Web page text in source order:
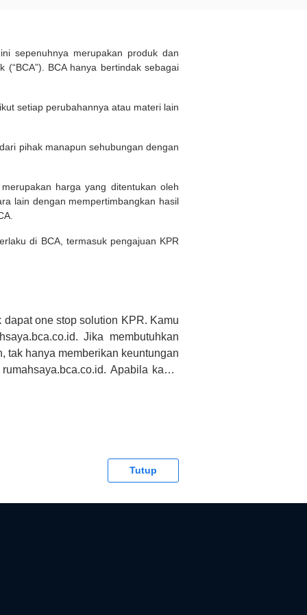
sepenuhnya merupakan produk dan
BCA hanya bertindak sebagai
setiap perubahannya atau materi lain
pihak manapun sehubungan dengan
harga yang ditentukan oleh
lain dengan mempertimbangkan hasil
di BCA, termasuk pengajuan KPR
one stop solution KPR. Kamu
Jika membutuhkan
tak hanya memberikan keuntungan
Apabila kamu
Tutup